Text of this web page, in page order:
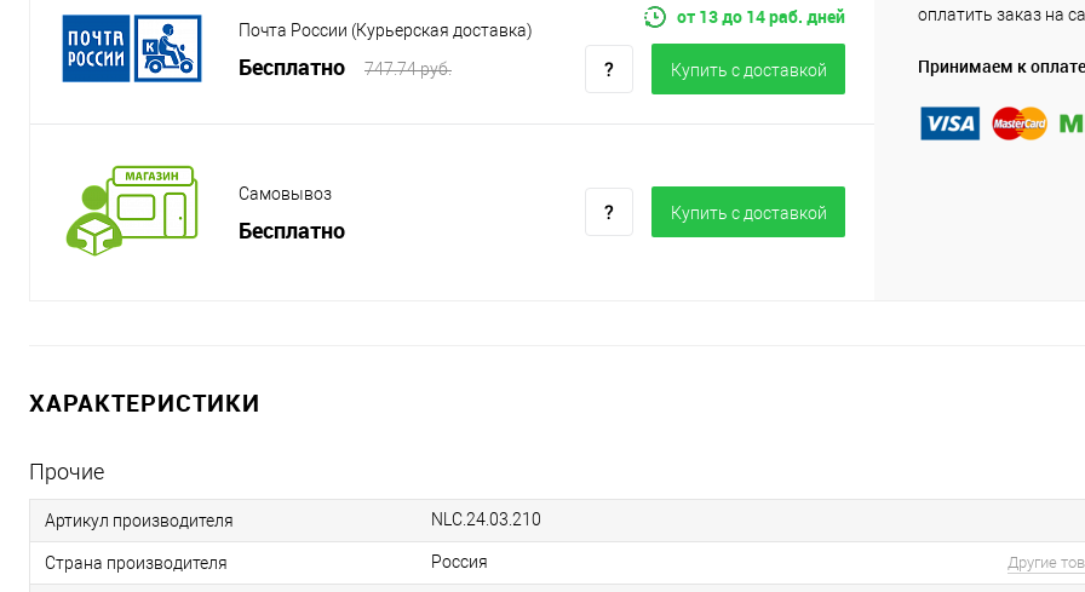
Почта России (Курьерская доставка)
Бесплатно 747.74 руб.
от 13 до 14 раб. дней
Купить c доставкой
Самовывоз
Бесплатно
Купить c доставкой
оплатить заказ на
Принимаем к оплате
ХАРАКТЕРИСТИКИ
Прочие
Артикул производителя NLC.24.03.210
Страна производителя Россия Другие